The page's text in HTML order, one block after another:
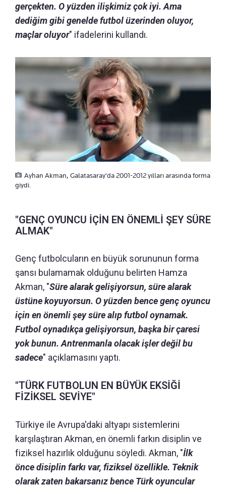
gerçekten. O yüzden ilişkimiz çok iyi. Ama
dediğim gibi genelde futbol üzerinden oluyor,
maçlar oluyor" ifadelerini kullandı.
Ayhan Akman, Galatasaray'da 2001-2012 yılları arasında forma
giydi.
"GENÇ OYUNCU İÇİN EN ÖNEMLİ ŞEY SÜRE
ALMAK"
Genç futbolcuların en büyük sorununun forma
şansı bulamamak olduğunu belirten Hamza
Akman, "Süre alarak gelişiyorsun, süre alarak
üstüne koyuyorsun. O yüzden bence genç oyuncu
için en önemli şey süre alıp futbol oynamak.
Futbol oynadıkça gelişiyorsun, başka bir çaresi
yok bunun. Antrenmanla olacak işler değil bu
sadece" açıklamasını yaptı.
"TÜRK FUTBOLUN EN BÜYÜK EKSİĞİ
FİZİKSEL SEVİYE"
Türkiye ile Avrupa'daki altyapı sistemlerini
karşılaştıran Akman, en önemli farkın disiplin ve
fiziksel hazırlık olduğunu söyledi. Akman, "İlk
önce disiplin farkı var, fiziksel özellikle. Teknik
olarak zaten bakarsanız bence Türk oyuncular